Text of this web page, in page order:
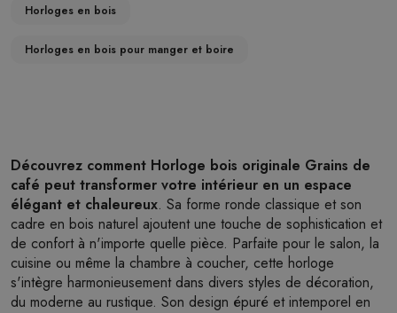
Horloges en bois
Horloges en bois pour manger et boire
Découvrez comment Horloge bois originale Grains de
café peut transformer votre intérieur en un espace
élégant et chaleureux. Sa forme ronde classique et son
cadre en bois naturel ajoutent une touche de sophistication et
de confort à n'importe quelle pièce. Parfaite pour le salon, la
cuisine ou même la chambre à coucher, cette horloge
s'intègre harmonieusement dans divers styles de décoration,
du moderne au rustique. Son design épuré et intemporel en